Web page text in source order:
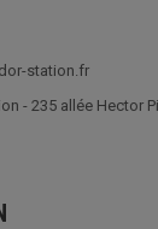
station.fr
- 235 allée Hector